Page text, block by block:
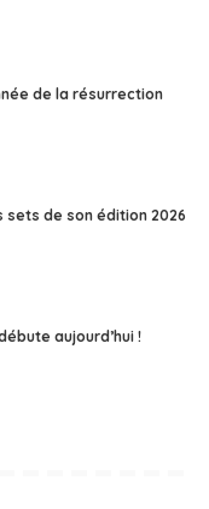
de la résurrection
sets de son édition 2026
aujourd’hui !